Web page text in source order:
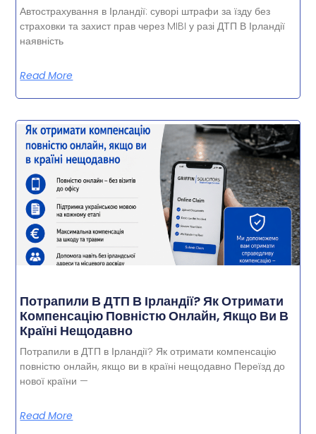
Автострахування в Ірландії: суворі штрафи за їзду без
страховки та захист прав через MIBI у разі ДТП В Ірландії
наявність
Read More
Потрапили В ДТП В Ірландії? Як Отримати
Компенсацію Повністю Онлайн, Якщо Ви В
Країні Нещодавно
Потрапили в ДТП в Ірландії? Як отримати компенсацію
повністю онлайн, якщо ви в країні нещодавно Переїзд до
нової країни —
Read More